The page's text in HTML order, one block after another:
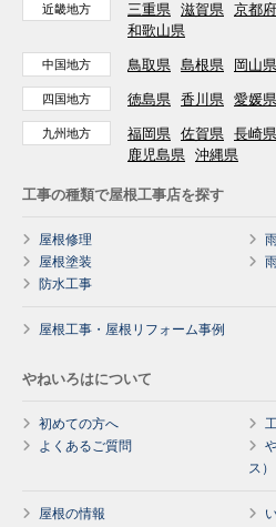
近畿地方 三重県 滋賀県 京都府
和歌山県
中国地方 鳥取県 島根県 岡山県
四国地方 徳島県 香川県 愛媛県
九州地方 福岡県 佐賀県 長崎県
鹿児島県 沖縄県
工事の種類で屋根工事店を探す
屋根修理
屋根塗装
防水工事
屋根工事・屋根リフォーム事例
やねいろはについて
初めての方へ
よくあるご質問
ス）
屋根の情報